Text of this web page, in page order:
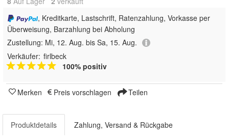
, Kreditkarte, Lastschrift, Ratenzahlung, Vorkasse per
Überweisung, Barzahlung bei Abholung
Zustellung: Mi, 12. Aug. bis Sa, 15. Aug.
Verkäufer: firlbeck
100% positiv
Merken Preis vorschlagen Teilen
Produktdetails Zahlung, Versand & Rückgabe